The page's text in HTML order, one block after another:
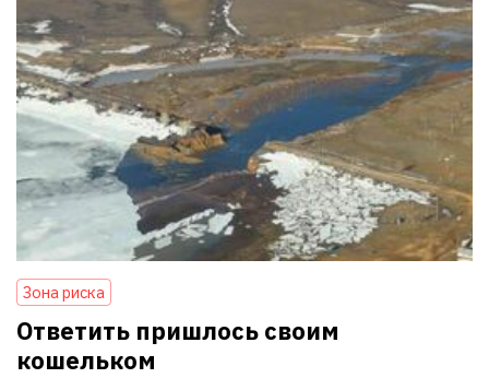
Зона риска
Ответить пришлось своим
кошельком